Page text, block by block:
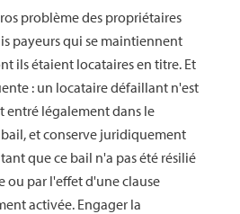
problème des propriétaires
payeurs qui se maintiennent
ils étaient locataires en titre. Et
: un locataire défaillant n'est
entré légalement dans le
et conserve juridiquement
que ce bail n'a pas été résilié
ou par l'effet d'une clause
activée. Engager la